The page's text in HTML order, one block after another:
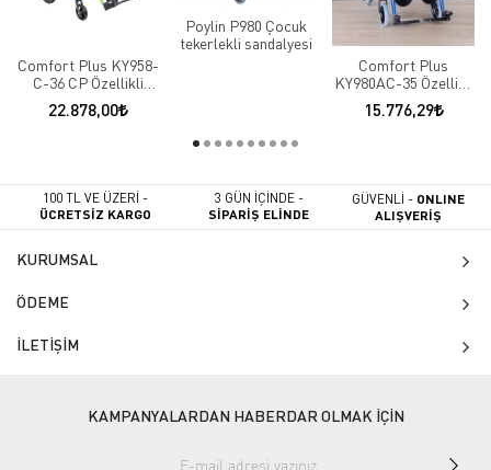
Comfort Plus KY958-
C-36 CP Özellikli
Pediatrik Tekerlekli
Sandalye
22.878,00
Poylin P980 Çocuk
tekerlekli sandalyesi
Comfort Plus
KY980AC-35 Özellikli
Çocuk Tekerlekli
Sandalyesi
15.776,29
100 TL VE ÜZERİ -
ÜCRETSİZ KARGO
3 GÜN İÇİNDE -
SİPARİŞ ELİNDE
GÜVENLİ - ONLINE
ALIŞVERİŞ
KURUMSAL
ÖDEME
İLETİŞİM
KAMPANYALARDAN HABERDAR OLMAK İÇİN